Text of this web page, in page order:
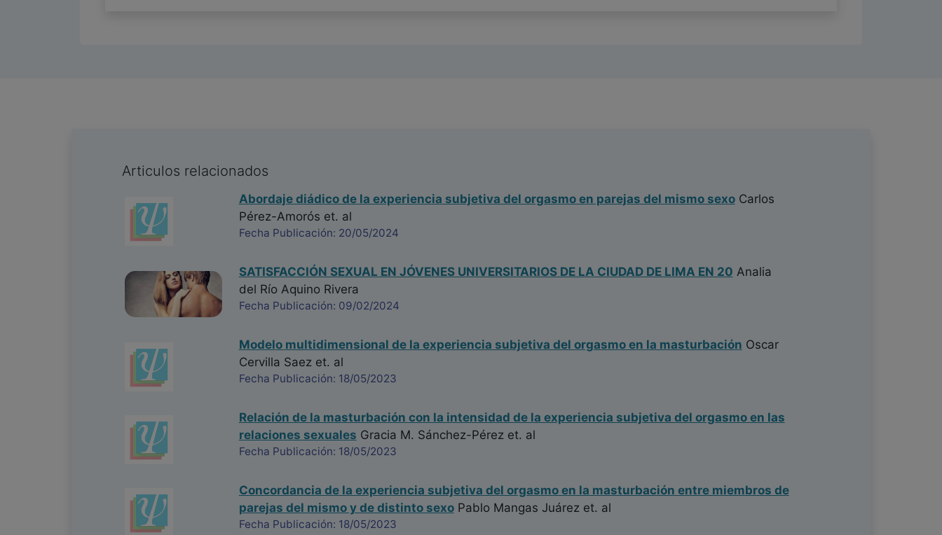
Articulos relacionados
Abordaje diádico de la experiencia subjetiva del orgasmo en parejas del mismo sexoCarlos
Pérez-Amorós et. al
Fecha Publicación: 20/05/2024
SATISFACCIÓN SEXUAL EN JÓVENES UNIVERSITARIOS DE LA CIUDAD DE LIMA EN 20 Analia
del Río Aquino Rivera
Fecha Publicación: 09/02/2024
Modelo multidimensional de la experiencia subjetiva del orgasmo en la masturbación Oscar
Cervilla Saezet. al
Fecha Publicación: 18/05/2023
Relación de la masturbación con la intensidad de la experiencia subjetiva del orgasmo en las
relaciones sexuales Gracia M. Sánchez-Pérezet. al
Fecha Publicación: 18/05/2023
Concordancia de la experiencia subjetiva del orgasmo en la masturbación entre miembros de
parejas del mismo y de distinto sexoPablo Mangas Juárezet. al
Fecha Publicación: 18/05/2023